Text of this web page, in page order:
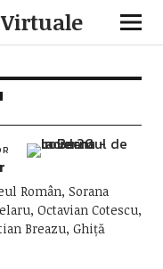
Român, Sorana
Octavian Cotescu,
Breazu, Ghiță